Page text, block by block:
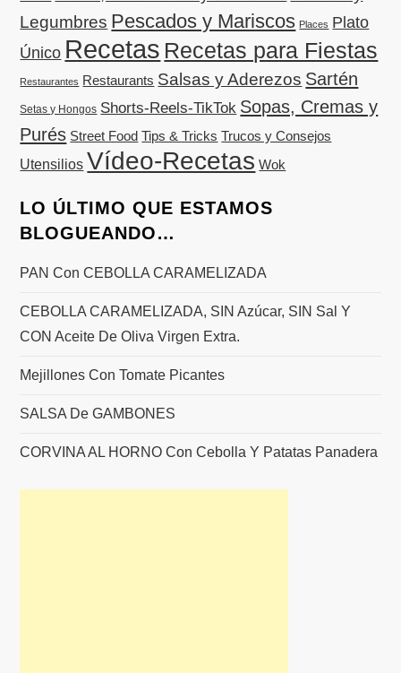
Legumbres Pescados y Mariscos Places Plato
Único Recetas Recetas para Fiestas
Restaurantes Restaurants Salsas y Aderezos Sartén
Setas y Hongos Shorts-Reels-TikTok Sopas, Cremas y
Purés Street Food Tips & Tricks Trucos y Consejos
Utensilios Vídeo-Recetas Wok
LO ÚLTIMO QUE ESTAMOS
BLOGUEANDO…
PAN Con CEBOLLA CARAMELIZADA
CEBOLLA CARAMELIZADA, SIN Azúcar, SIN Sal Y
CON Aceite De Oliva Virgen Extra.
Mejillones Con Tomate Picantes
SALSA De GAMBONES
CORVINA AL HORNO Con Cebolla Y Patatas Panadera